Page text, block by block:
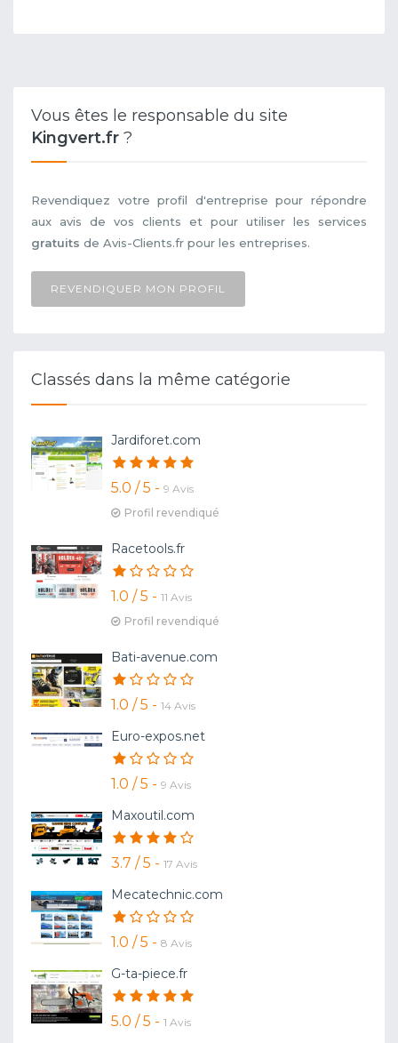
Vous êtes le responsable du site
Kingvert.fr ?
Revendiquez votre profil d'entreprise pour répondre
aux avis de vos clients et pour utiliser les services
gratuits de Avis-Clients.fr pour les entreprises.
REVENDIQUER MON PROFIL
Classés dans la même catégorie
Jardiforet.com
5.0 / 5 - 9 Avis
Profil revendiqué
Racetools.fr
1.0 / 5 - 11 Avis
Profil revendiqué
Bati-avenue.com
1.0 / 5 - 14 Avis
Euro-expos.net
1.0 / 5 - 9 Avis
Maxoutil.com
3.7 / 5 - 17 Avis
Mecatechnic.com
1.0 / 5 - 8 Avis
G-ta-piece.fr
5.0 / 5 - 1 Avis